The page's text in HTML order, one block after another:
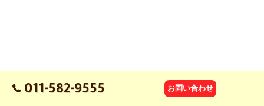
011-582-9555 お問い合わせ